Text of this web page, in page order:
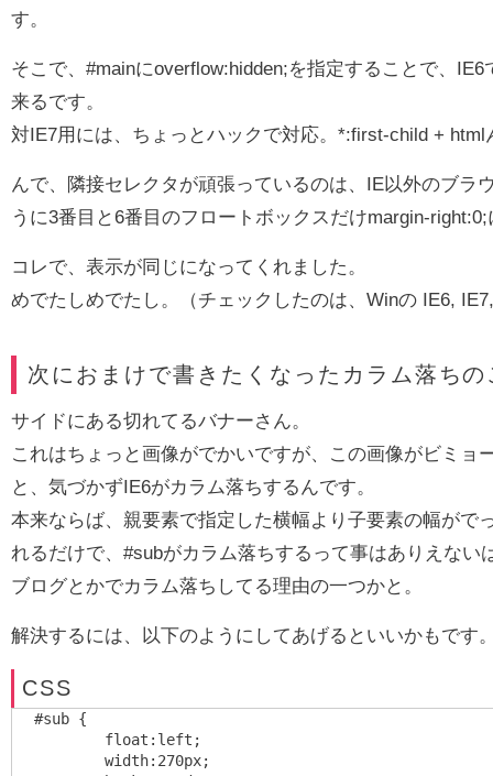
す。
そこで、#mainにoverflow:hidden;を指定することで、
来るです。
対IE7用には、ちょっとハックで対応。*:first-child + html
んで、隣接セレクタが頑張っているのは、IE以外のブラ
うに3番目と6番目のフロートボックスだけmargin-
コレで、表示が同じになってくれました。
めでたしめでたし。（チェックしたのは、Winの IE6,
次におまけで書きたくなったカラム落ちの
サイドにある切れてるバナーさん。
これはちょっと画像がでかいですが、この画像がビミョ
と、気づかずIE6がカラム落ちするんです。
本来ならば、親要素で指定した横幅より子要素の幅がで
れるだけで、#subがカラム落ちするって事はありえない
ブログとかでカラム落ちしてる理由の一つかと。
解決するには、以下のようにしてあげるといいかもです
CSS
#sub {